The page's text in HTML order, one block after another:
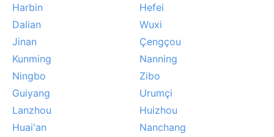
Harbin
Hefei
Dalian
Wuxi
Jinan
Çengçou
Kunming
Nanning
Ningbo
Zibo
Guiyang
Urumçi
Lanzhou
Huizhou
Huai'an
Nanchang